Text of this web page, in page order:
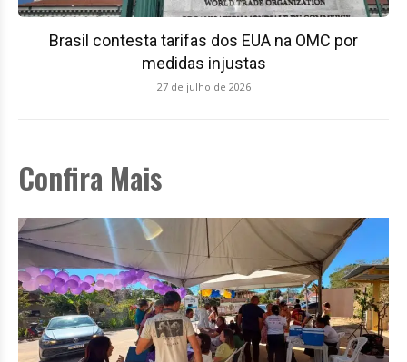
Brasil contesta tarifas dos EUA na OMC por
medidas injustas
27 de julho de 2026
Confira Mais